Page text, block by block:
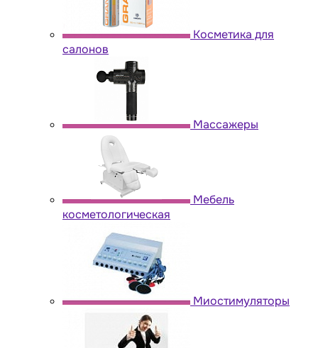
Косметика для
салонов
Массажеры
Мебель
косметологическая
Миостимуляторы